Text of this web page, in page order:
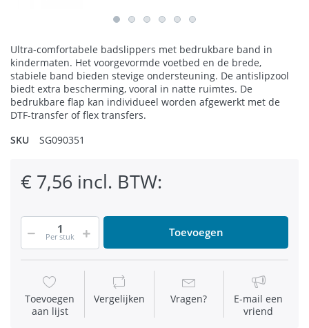
Ultra-comfortabele badslippers met bedrukbare band in
kindermaten. Het voorgevormde voetbed en de brede,
stabiele band bieden stevige ondersteuning. De antislipzool
biedt extra bescherming, vooral in natte ruimtes. De
bedrukbare flap kan individueel worden afgewerkt met de
DTF-transfer of flex transfers.
SKU
SG090351
€ 7,56 incl. BTW:
Per stuk Toevoegen
Toevoegen
aan lijst
Vergelijken Vragen?
E-mail een
vriend